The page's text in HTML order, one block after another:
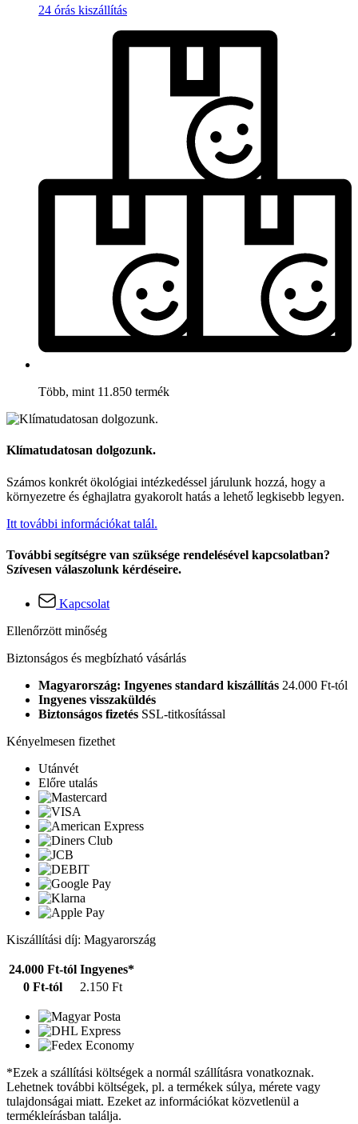
24 órás kiszállítás
Több, mint 11.850 termék
Klímatudatosan dolgozunk.
Számos konkrét ökológiai intézkedéssel járulunk hozzá, hogy a
környezetre és éghajlatra gyakorolt hatás a lehető legkisebb legyen.
Itt további információkat talál.
További segítségre van szüksége rendelésével kapcsolatban?
Szívesen válaszolunk kérdéseire.
Kapcsolat
Ellenőrzött minőség
Biztonságos és megbízható vásárlás
Magyarország: Ingyenes standard kiszállítás 24.000 Ft-tól
Ingyenes visszaküldés
Biztonságos fizetés SSL-titkosítással
Kényelmesen fizethet
Utánvét
Előre utalás
Kiszállítási díj: Magyarország
24.000 Ft-tól Ingyenes*
0 Ft-tól
2.150 Ft
*Ezek a szállítási költségek a normál szállításra vonatkoznak.
Lehetnek további költségek, pl. a termékek súlya, mérete vagy
tulajdonságai miatt. Ezeket az információkat közvetlenül a
termékleírásban találja.